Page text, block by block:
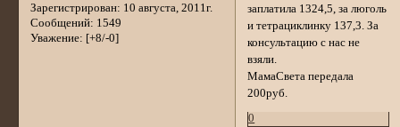
Зарегистрирован: 10 августа, 2011г.
Сообщений: 1549
Уважение: [+8/-0]
заплатила 1324,5, за люголь
и тетрациклинку 137,3. За
консультацию с нас не
взяли.
МамаСвета передала
200руб.
0